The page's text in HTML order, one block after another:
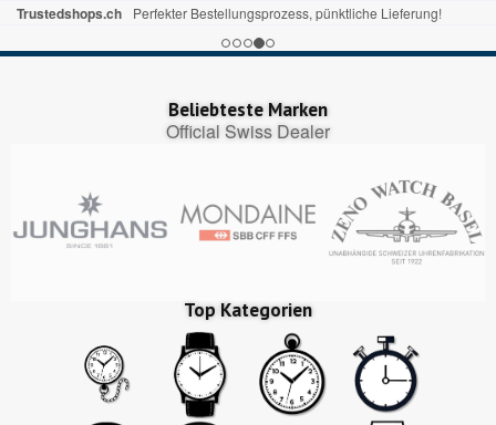
Trustedshops.ch Perfekter Bestellungsprozess, pünktliche Lieferung!
Beliebteste Marken
Official Swiss Dealer
Top Kategorien